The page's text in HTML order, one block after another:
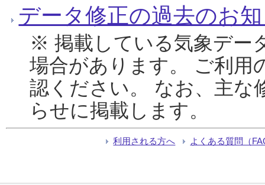
データ修正の過去のお
※ 掲載している気象デー
場合があります。 ご利用
認ください。 なお、主な
らせに掲載します。
利用される方へ よくある質問（